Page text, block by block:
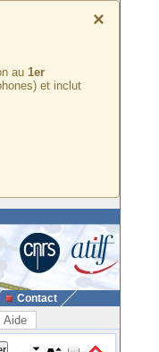
×
au 1er
et inclut
Contact
Aide